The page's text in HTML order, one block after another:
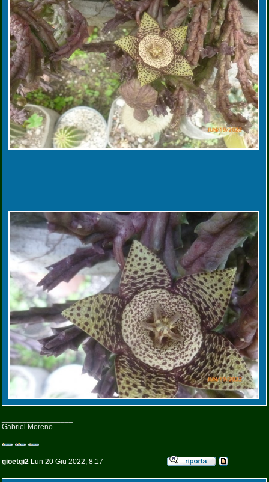
Gabriel Moreno
gioetgi2 Lun 20 Giu 2022, 8:17